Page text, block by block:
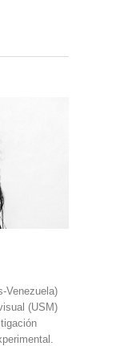
Venezuela)
(USM)